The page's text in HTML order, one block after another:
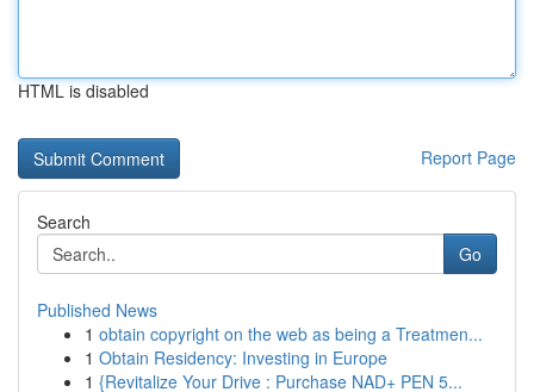
HTML is disabled
Report Page
Search
Go
Published News
1 obtain copyright on the web as being a Treatmen...
1 Obtain Residency: Investing in Europe
1 {Revitalize Your Drive : Purchase NAD+ PEN 5...